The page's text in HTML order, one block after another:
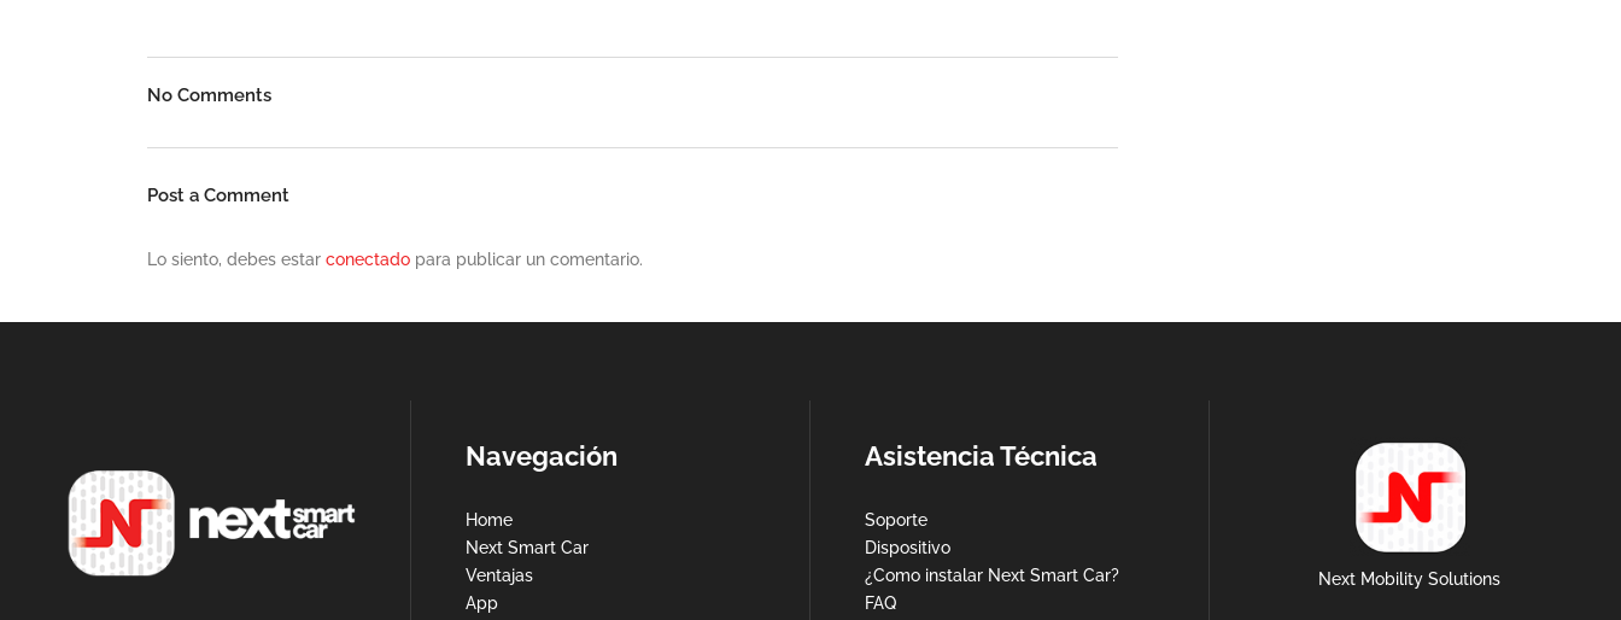
No Comments
Post a Comment
Lo siento, debes estar conectado para publicar un comentario.
Navegación
Home
Next Smart Car
Ventajas
App
Asistencia Técnica
Soporte
Dispositivo
¿Como instalar Next Smart Car?
FAQ
Next Mobility Solutions